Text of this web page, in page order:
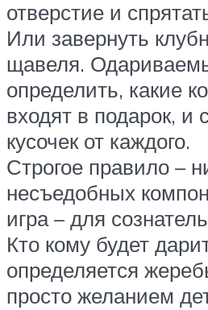
отверстие и
Или завернуть
щавеля.
определить, какие
входят в подарок, и
кусочек от каждого.
Строгое правило –
несъедобных
игра – для
Кто кому будет
определяется
просто желанием